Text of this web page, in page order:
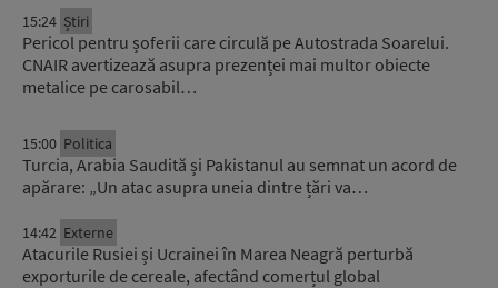
15:24 Știri
Pericol pentru șoferii care circulă pe Autostrada Soarelui.
CNAIR avertizează asupra prezenței mai multor obiecte
metalice pe carosabil…
15:00 Politica
Turcia, Arabia Saudită și Pakistanul au semnat un acord de
apărare: „Un atac asupra uneia dintre țări va…
14:42 Externe
Atacurile Rusiei și Ucrainei în Marea Neagră perturbă
exporturile de cereale, afectând comerțul global